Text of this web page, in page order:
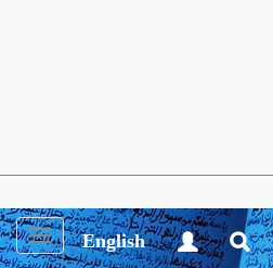
Toggle
English
في القصة